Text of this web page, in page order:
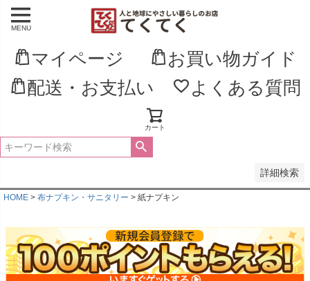
MENU
マイページ
お買い物ガイド
配送・お支払い
よくある質問
カート
詳細検索
新着順
登録順
価格が高い順
優先度順
HOME 布ナプキン・サニタリー 紙ナプキン